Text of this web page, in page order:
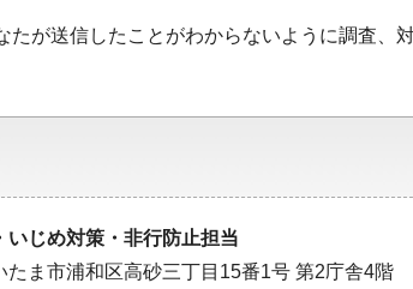
が送信したことがわからないように調査、対
いじめ対策・非行防止担当
ま市浦和区高砂三丁目15番1号 第2庁舎4階